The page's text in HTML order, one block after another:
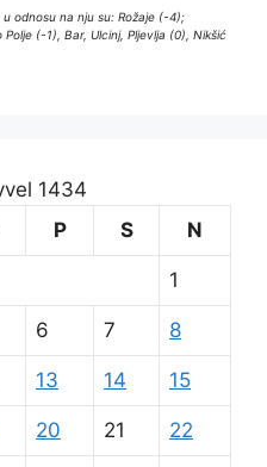
odnosu na nju su: Rožaje (-4);
(-1), Bar, Ulcinj, Pljevlja (0), Nikšić
1434
P S N
1
6 7 8
13 14 15
20 21 22